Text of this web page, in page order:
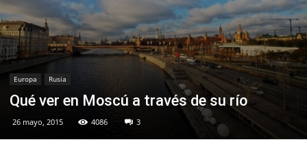
Thru
Europa Rusia
Qué ver en Moscú a través de su río
26 mayo, 2015 4086 3